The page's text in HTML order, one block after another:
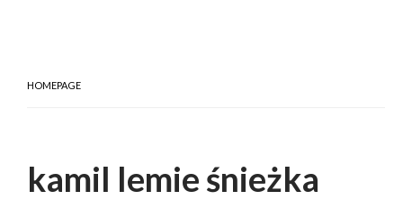
HOMEPAGE
kamil lemie śnieżka